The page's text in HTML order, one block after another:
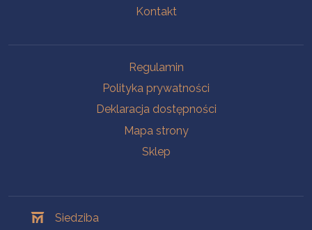
Kontakt
Regulamin
Polityka prywatności
Deklaracja dostępności
Mapa strony
Sklep
Siedziba